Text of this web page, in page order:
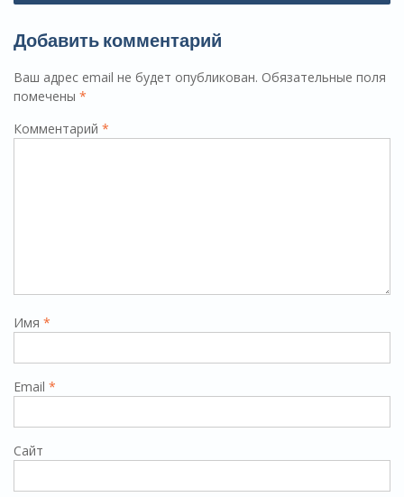
Добавить комментарий
Ваш адрес email не будет опубликован. Обязательные поля
помечены *
Комментарий *
Имя *
Email *
Сайт